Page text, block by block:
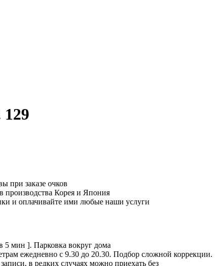
при заказе очков
производства Корея и Япония
и оплачивайте ими любые наши услуги
5 мин ]. Парковка вокруг дома
ежедневно с 9.30 до 20.30. Подбор сложной коррекции.
в редких случаях можно приехать без